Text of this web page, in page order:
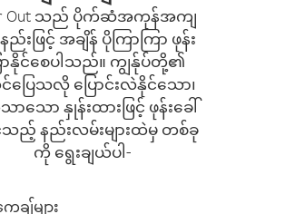
Out သည် ပိုက်ဆံအကုန်အကျ
ည်းဖြင့် အချိန် ပိုကြာကြာ ဖုန်း
ာနိုင်စေပါသည်။ ကျွန်ုပ်တို့၏
ြေသလို ပြောင်းလဲနိုင်သော၊
သော နှုန်းထားဖြင့် ဖုန်းခေါ်
ည့် နည်းလမ်းများထဲမှ တစ်ခု
ကို ရွေးချယ်ပါ-
ျ်များ